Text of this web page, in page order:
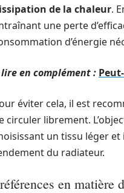
de la chaleur.
une perte
d’énergie
lire en complément :
éviter cela, il est
circuler librement.
un tissu léger
du radiateur.
en matière